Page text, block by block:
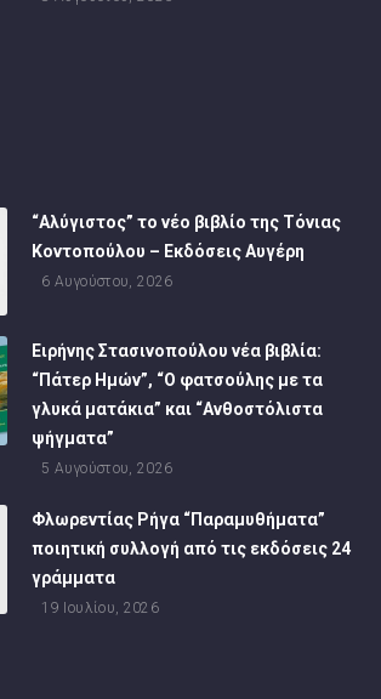
“Αλύγιστος” το νέο βιβλίο της Τόνιας
Κοντοπούλου – Εκδόσεις Αυγέρη
6 Αυγούστου, 2026
Ειρήνης Στασινοπούλου νέα βιβλία:
“Πάτερ Ημών”, “Ο φατσούλης με τα
γλυκά ματάκια” και “Ανθοστόλιστα
ψήγματα”
5 Αυγούστου, 2026
Φλωρεντίας Ρήγα “Παραμυθήματα”
ποιητική συλλογή από τις εκδόσεις 24
γράμματα
19 Ιουλίου, 2026